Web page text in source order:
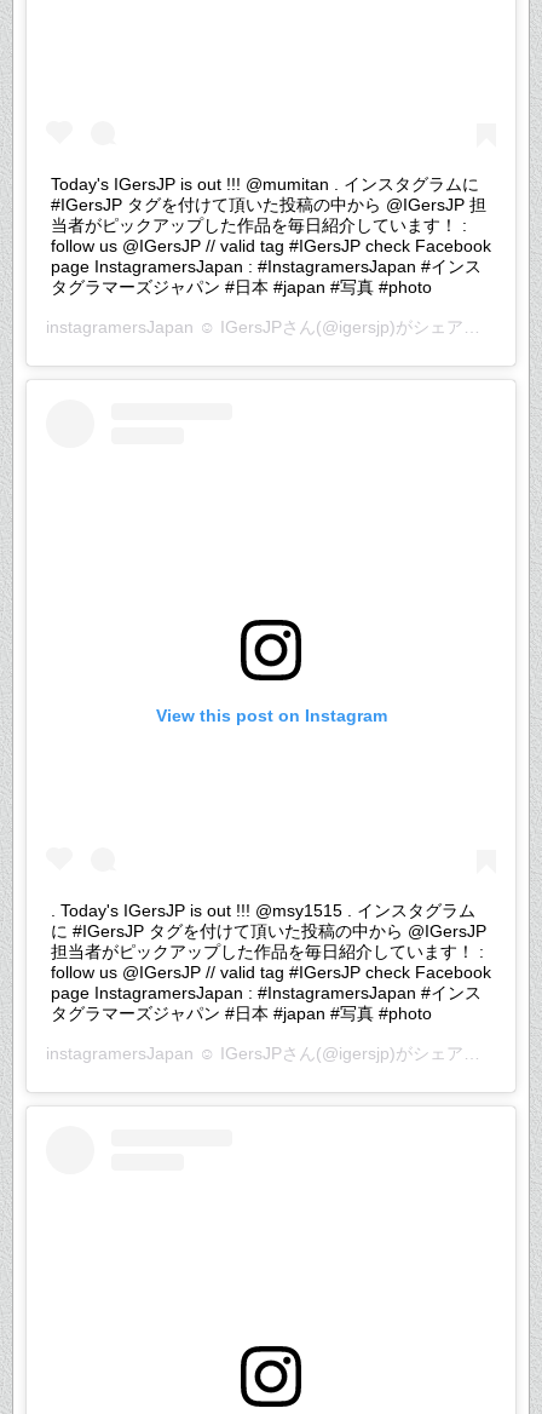
Today's IGersJP is out !!! @mumitan . インスタグラムに
#IGersJP タグを付けて頂いた投稿の中から @IGersJP 担
当者がピックアップした作品を毎日紹介しています！ :
follow us @IGersJP // valid tag #IGersJP check Facebook
page InstagramersJapan : #InstagramersJapan #インス
タグラマーズジャパン #日本 #japan #写真 #photo
instagramersJapan ☺︎ IGersJPさん(@igersjp)がシェアした投稿 –
View this post on Instagram
. Today's IGersJP is out !!! @msy1515 . インスタグラム
に #IGersJP タグを付けて頂いた投稿の中から @IGersJP
担当者がピックアップした作品を毎日紹介しています！ :
follow us @IGersJP // valid tag #IGersJP check Facebook
page InstagramersJapan : #InstagramersJapan #インス
タグラマーズジャパン #日本 #japan #写真 #photo
instagramersJapan ☺︎ IGersJPさん(@igersjp)がシェアした投稿 –